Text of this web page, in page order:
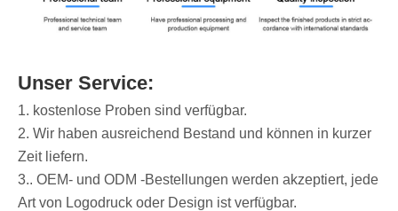
Unser Service:
1. kostenlose Proben sind verfügbar.
2. Wir haben ausreichend Bestand und können in kurzer
Zeit liefern.
3.. OEM- und ODM -Bestellungen werden akzeptiert, jede
Art von Logodruck oder Design ist verfügbar.